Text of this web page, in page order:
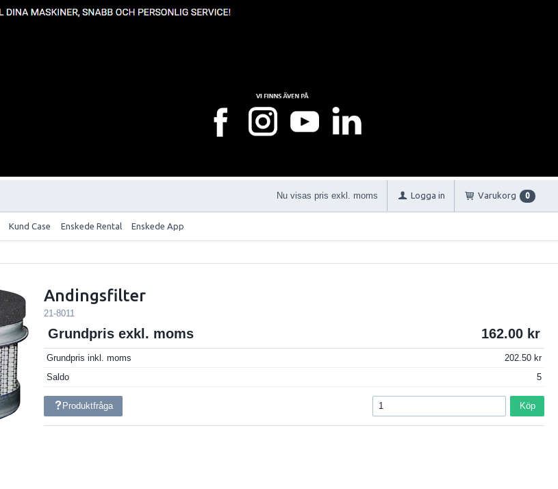
Nu visas pris exkl. moms Logga in Varukorg 0
Kund Case Enskede Rental Enskede App
Andingsfilter
21-8011
Grundpris exkl. moms 162.00
Grundpris inkl. moms
202.50
Saldo
5
Produktfråga Köp